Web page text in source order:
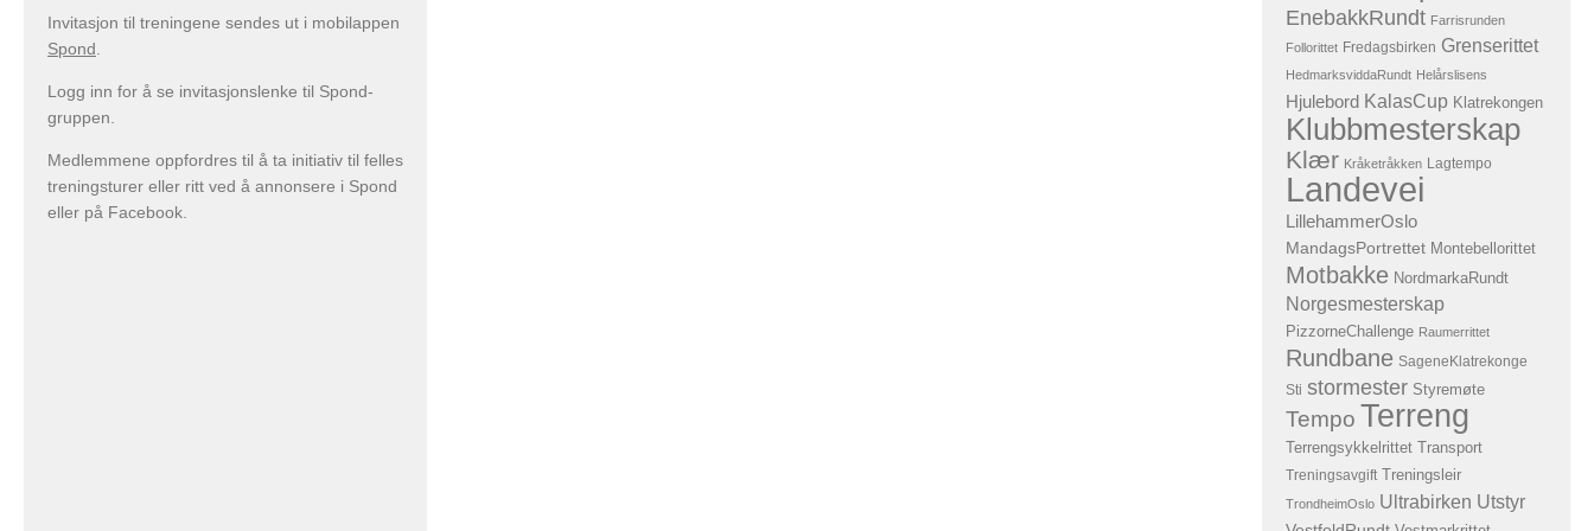
Invitasjon til treningene sendes ut i mobilappen
Spond
Logg inn for å se invitasjonslenke til Spond-
gruppen.
Medlemmene oppfordres til å ta initiativ til felles
treningsturer eller ritt ved å annonsere i Spond
eller på Facebook.
EnebakkRundt Farrisrunden
Follorittet Fredagsbirken Grenserittet
HedmarksviddaRundt Helårslisens
Hjulebord KalasCup Klatrekongen
Klubbmesterskap
Klær Kråketråkken Lagtempo
Landevei
LillehammerOslo
MandagsPortrettet Montebellorittet
Motbakke NordmarkaRundt
Norgesmesterskap
PizzorneChallenge Raumerrittet
Rundbane SageneKlatrekonge
Sti stormester Styremøte
Tempo Terreng
Terrengsykkelrittet
Transport
Treningsavgift
Treningsleir
TrondheimOslo Ultrabirken Utstyr